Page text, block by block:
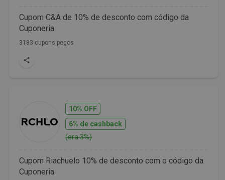
Cupom C&A de 10% de desconto com código da
Cuponeria
3183 cupons pegos
10% OFF
6% de cashback
(era 3%)
Cupom Riachuelo 10% de desconto com o código da
Cuponeria